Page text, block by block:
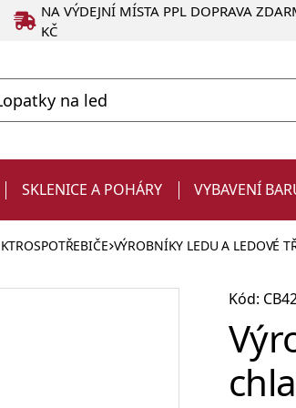
NA VÝDEJNÍ MÍSTA PPL DOPRAVA
KČ
SKLENICE A POHÁRY VYBAVENÍ
Chladiče na víno a
VÝROBNÍKY LEDU A LEDOVÉ
Kód: